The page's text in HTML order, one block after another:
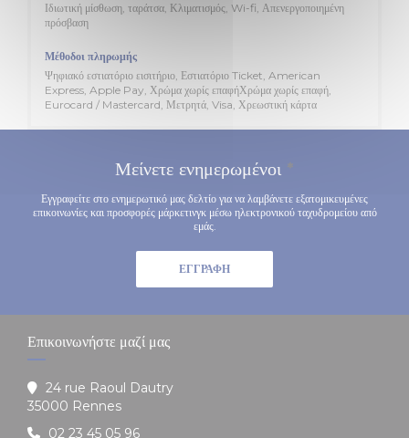
Ιδιωτική μίσθωση, ταράτσα, Κλιματισμός, Wi-fi, Απενεργοποιημένη
πρόσβαση
Μέθοδοι πληρωμής
Ψηφιακό εστιατόριο εισιτήριο, Εστιατόριο Ticket, American
Express, Apple Pay, Χρώμα χωρίς επαφήΧρώμα χωρίς επαφή,
Eurocard / Mastercard, Μετρητά, Visa, Χρεωστική κάρτα
Μείνετε ενημερωμένοι *
Εγγραφείτε στο ενημερωτικό μας δελτίο για να λαμβάνετε εξατομικευμένες
επικοινωνίες και προσφορές μάρκετινγκ μέσω ηλεκτρονικού ταχυδρομείου από
εμάς.
ΕΓΓΡΑΦΉ
Επικοινωνήστε μαζί μας
24 rue Raoul Dautry
35000 Rennes((ανοίγει σε νέο παράθυρο))
02 23 45 05 96